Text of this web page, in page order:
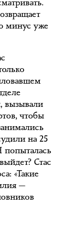
минус уже
вызывали
чтобы
на 25
попыталась
Стас
«Такие
—